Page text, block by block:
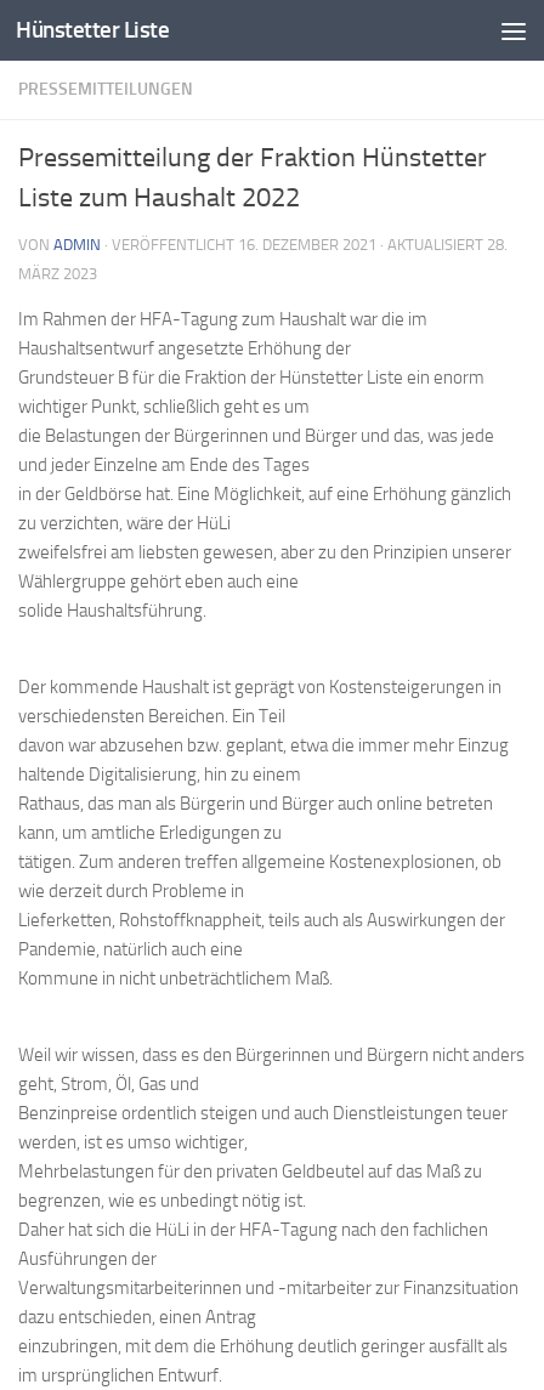
Zum Inhalt springen
Hünstetter Liste
PRESSEMITTEILUNGEN
Pressemitteilung der Fraktion Hünstetter
Liste zum Haushalt 2022
VON ADMIN · VERÖFFENTLICHT 16. DEZEMBER 2021 · AKTUALISIERT 28.
MÄRZ 2023
Im Rahmen der HFA-Tagung zum Haushalt war die im
Haushaltsentwurf angesetzte Erhöhung der
Grundsteuer B für die Fraktion der Hünstetter Liste ein enorm
wichtiger Punkt, schließlich geht es um
die Belastungen der Bürgerinnen und Bürger und das, was jede
und jeder Einzelne am Ende des Tages
in der Geldbörse hat. Eine Möglichkeit, auf eine Erhöhung gänzlich
zu verzichten, wäre der HüLi
zweifelsfrei am liebsten gewesen, aber zu den Prinzipien unserer
Wählergruppe gehört eben auch eine
solide Haushaltsführung.
Der kommende Haushalt ist geprägt von Kostensteigerungen in
verschiedensten Bereichen. Ein Teil
davon war abzusehen bzw. geplant, etwa die immer mehr Einzug
haltende Digitalisierung, hin zu einem
Rathaus, das man als Bürgerin und Bürger auch online betreten
kann, um amtliche Erledigungen zu
tätigen. Zum anderen treffen allgemeine Kostenexplosionen, ob
wie derzeit durch Probleme in
Lieferketten, Rohstoffknappheit, teils auch als Auswirkungen der
Pandemie, natürlich auch eine
Kommune in nicht unbeträchtlichem Maß.
Weil wir wissen, dass es den Bürgerinnen und Bürgern nicht anders
geht, Strom, Öl, Gas und
Benzinpreise ordentlich steigen und auch Dienstleistungen teuer
werden, ist es umso wichtiger,
Mehrbelastungen für den privaten Geldbeutel auf das Maß zu
begrenzen, wie es unbedingt nötig ist.
Daher hat sich die HüLi in der HFA-Tagung nach den fachlichen
Ausführungen der
Verwaltungsmitarbeiterinnen und -mitarbeiter zur Finanzsituation
dazu entschieden, einen Antrag
einzubringen, mit dem die Erhöhung deutlich geringer ausfällt als
im ursprünglichen Entwurf.